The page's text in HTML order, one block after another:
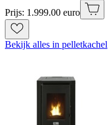
Prijs: 1.999.00 euro
Bekijk alles in pelletkachel